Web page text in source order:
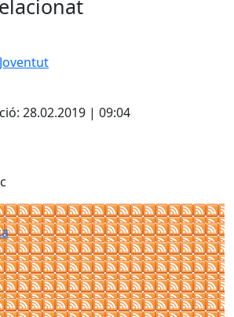
28.02.2019 | 09:04